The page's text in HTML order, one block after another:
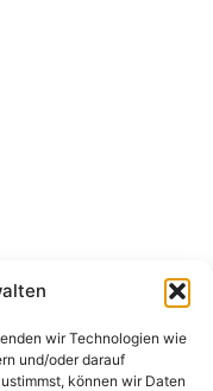
wir Technologien wie
und/oder darauf
können wir Daten